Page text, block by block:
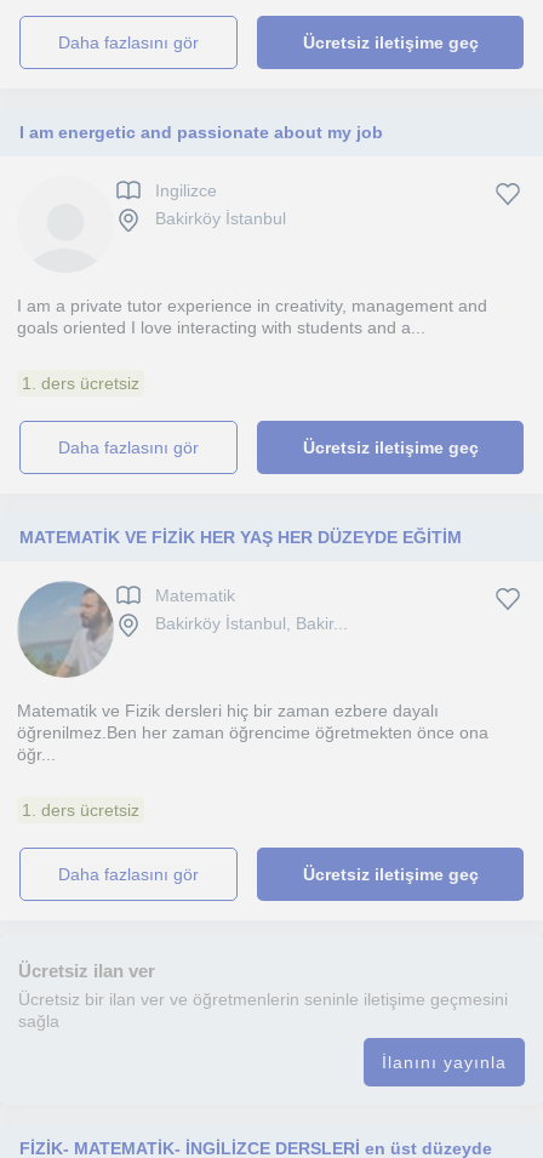
daha fazlasını gör Ücretsiz iletişime geç
I am energetic and passionate about my job
Ingilizce
Bakirköy İstanbul
I am a private tutor experience in creativity, management and
goals oriented I love interacting with students and a...
1. ders ücretsiz
daha fazlasını gör Ücretsiz iletişime geç
MATEMATİK VE FİZİK HER YAŞ HER DÜZEYDE EĞİTİM
Matematik
Bakirköy İstanbul, Bakir...
Matematik ve Fizik dersleri hiç bir zaman ezbere dayalı
öğrenilmez.Ben her zaman öğrencime öğretmekten önce ona
öğr...
1. ders ücretsiz
daha fazlasını gör Ücretsiz iletişime geç
Ücretsiz ilan ver
Ücretsiz bir ilan ver ve öğretmenlerin seninle iletişime geçmesini
sağla
İlanını yayınla
FİZİK- MATEMATİK- İNGİLİZCE DERSLERİ en üst düzeyde